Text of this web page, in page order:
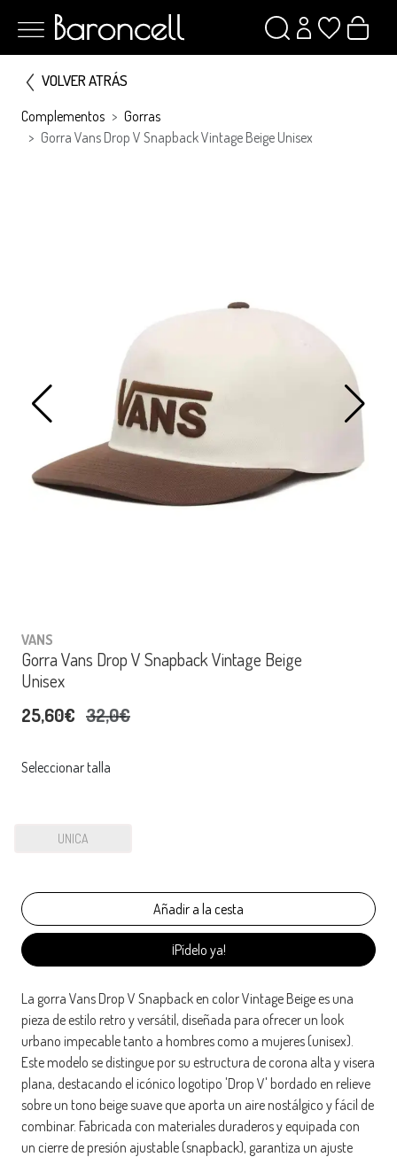
VOLVER ATRÁS
Complementos
Gorras
Gorra Vans Drop V Snapback Vintage Beige Unisex
VANS
Gorra Vans Drop V Snapback Vintage Beige
Unisex
25,60€ 32,0€
Seleccionar talla
UNICA
¡Pídelo ya!
La gorra Vans Drop V Snapback en color Vintage Beige es una
pieza de estilo retro y versátil, diseñada para ofrecer un look
urbano impecable tanto a hombres como a mujeres (unisex).
Este modelo se distingue por su estructura de corona alta y visera
plana, destacando el icónico logotipo 'Drop V' bordado en relieve
sobre un tono beige suave que aporta un aire nostálgico y fácil de
combinar. Fabricada con materiales duraderos y equipada con
un cierre de presión ajustable (snapback), garantiza un ajuste